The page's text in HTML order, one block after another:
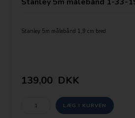
Stanley 5m målebånd 1,9 cm bred
139,00 DKK